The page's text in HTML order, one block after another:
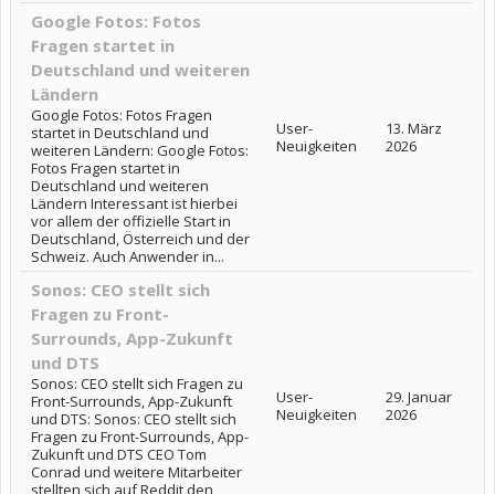
Google Fotos: Fotos
Fragen startet in
Deutschland und weiteren
Ländern
Google Fotos: Fotos Fragen
startet in Deutschland und
weiteren Ländern: Google Fotos:
Fotos Fragen startet in
Deutschland und weiteren
Ländern Interessant ist hierbei
vor allem der offizielle Start in
Deutschland, Österreich und der
Schweiz. Auch Anwender in...
User-
Neuigkeiten
13. März
2026
Sonos: CEO stellt sich
Fragen zu Front-
Surrounds, App-Zukunft
und DTS
Sonos: CEO stellt sich Fragen zu
Front-Surrounds, App-Zukunft
und DTS: Sonos: CEO stellt sich
Fragen zu Front-Surrounds, App-
Zukunft und DTS CEO Tom
Conrad und weitere Mitarbeiter
User-
Neuigkeiten
29. Januar
2026